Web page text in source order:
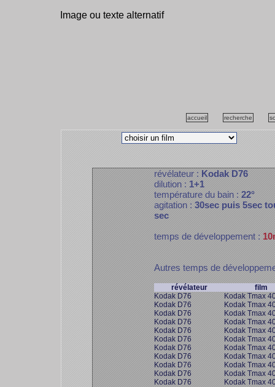
Image ou texte alternatif
accueil recherche
révélateur :Kodak D76
dilution :1+1
température du bain :22°
agitation :30sec puis 5sec
sec
temps de développement :
Autres temps de
révélateur
film
Kodak D76
Kodak Tmax
Kodak D76
Kodak Tmax
Kodak D76
Kodak Tmax
Kodak D76
Kodak Tmax
Kodak D76
Kodak Tmax
Kodak D76
Kodak Tmax
Kodak D76
Kodak Tmax
Kodak D76
Kodak Tmax
Kodak D76
Kodak Tmax
Kodak D76
Kodak Tmax
Kodak D76
Kodak Tmax